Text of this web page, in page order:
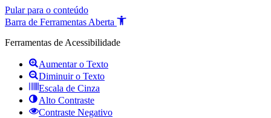
Pular para o conteúdo
Barra de Ferramentas Aberta
Ferramentas de Acessibilidade
Aumentar o Texto
Diminuir o Texto
Escala de Cinza
Alto Contraste
Contraste Negativo